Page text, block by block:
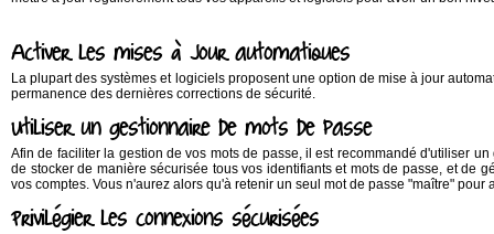
Activer les mises à jour automatiques
La plupart des systèmes et logiciels proposent une option de mise à jour
permanence des dernières corrections de sécurité.
Utiliser un gestionnaire de mots de passe
Afin de faciliter la gestion de vos mots de passe, il est recommandé d'utiliser
de stocker de manière sécurisée tous vos identifiants et mots de passe, et de
vos comptes. Vous n'aurez alors qu'à retenir un seul mot de passe "maître"
Privilégier les connexions sécurisées